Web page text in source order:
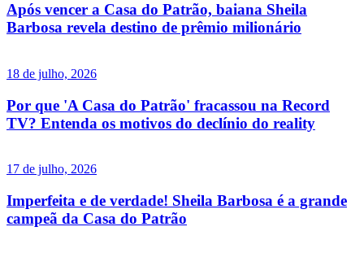
Após vencer a Casa do Patrão, baiana Sheila
Barbosa revela destino de prêmio milionário
18 de julho, 2026
Por que 'A Casa do Patrão' fracassou na Record
TV? Entenda os motivos do declínio do reality
17 de julho, 2026
Imperfeita e de verdade! Sheila Barbosa é a grande
campeã da Casa do Patrão